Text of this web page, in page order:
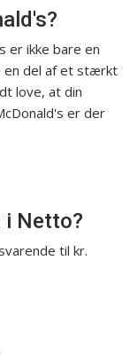
er ikke bare en
en del af et stærkt
love, at din
er der
i Netto?
til kr.